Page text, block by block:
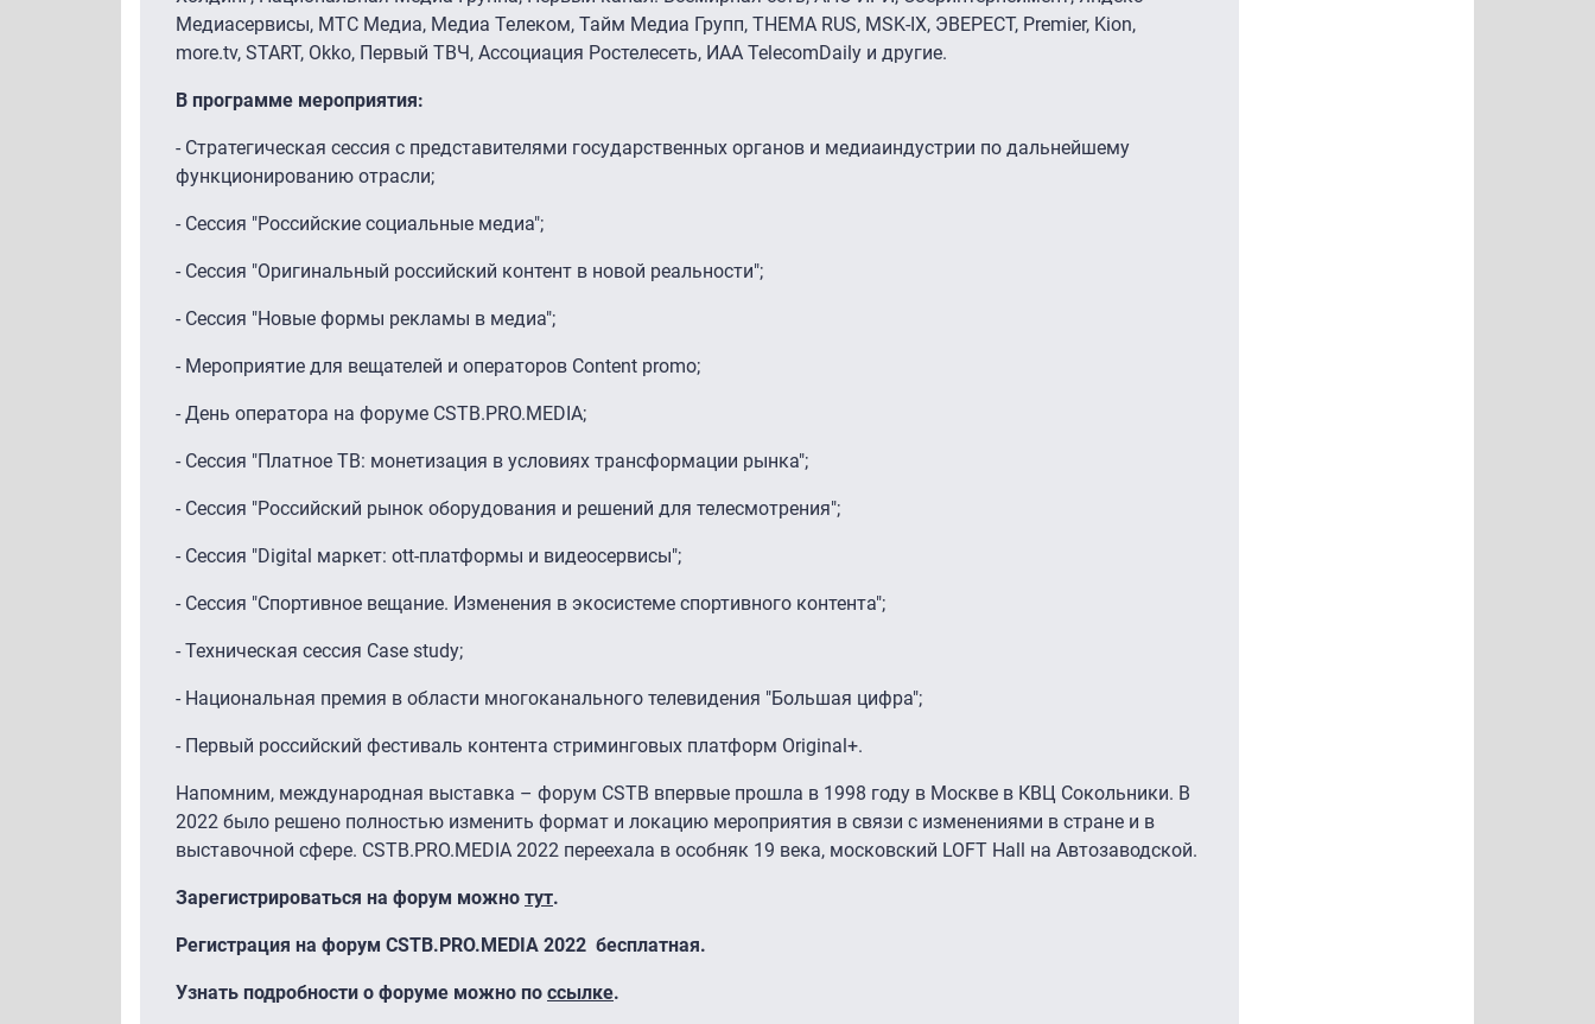
Медиасервисы, МТС Медиа, Медиа Телеком, Тайм Медиа Групп, THEMA RUS, MSK-IX, ЭВЕРЕСТ, Premier, Kion,
more.tv, START, Okko, Первый ТВЧ, Ассоциация Ростелесеть, ИАА TelecomDaily и другие.
В программе мероприятия:
- Стратегическая сессия с представителями государственных органов и медиаиндустрии по дальнейшему
функционированию отрасли;
- Сессия "Российские социальные медиа";
- Сессия "Оригинальный российский контент в новой реальности";
- Сессия "Новые формы рекламы в медиа";
- Мероприятие для вещателей и операторов Content promo;
- День оператора на форуме CSTB.PRO.MEDIA;
- Сессия "Платное ТВ: монетизация в условиях трансформации рынка";
- Сессия "Российский рынок оборудования и решений для телесмотрения";
- Сессия "Digital маркет: ott-платформы и видеосервисы";
- Сессия "Спортивное вещание. Изменения в экосистеме спортивного контента";
- Техническая сессия Case study;
- Национальная премия в области многоканального телевидения "Большая цифра";
- Первый российский фестиваль контента стриминговых платформ Original+.
Напомним, международная выставка – форум CSTB впервые прошла в 1998 году в Москве в КВЦ Сокольники. В
2022 было решено полностью изменить формат и локацию мероприятия в связи с изменениями в стране и в
выставочной сфере. CSTB.PRO.MEDIA 2022 переехала в особняк 19 века, московский LOFT Hall на Автозаводской.
Зарегистрироваться на форум можно тут.
Регистрация на форум CSTB.PRO.MEDIA 2022 бесплатная.
Узнать подробности о форуме можно по ссылке.